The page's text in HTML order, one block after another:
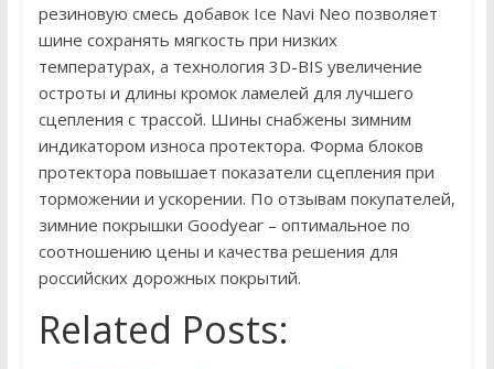
резиновую смесь добавок Ice Navi Neo позволяет
шине сохранять мягкость при низких
температурах, а технология 3D-BIS увеличение
остроты и длины кромок ламелей для лучшего
сцепления с трассой. Шины снабжены зимним
индикатором износа протектора. Форма блоков
протектора повышает показатели сцепления при
торможении и ускорении. По отзывам покупателей,
зимние покрышки Goodyear – оптимальное по
соотношению цены и качества решения для
российских дорожных покрытий.
Related Posts: